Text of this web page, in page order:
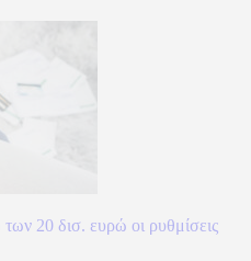
20 δισ. ευρώ οι ρυθμίσεις